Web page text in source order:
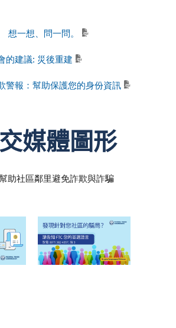
想一想、問一問。
的建議: 災後重建
警報：幫助保護您的身份資訊
媒體圖形
助社區鄰里避免詐欺與詐騙